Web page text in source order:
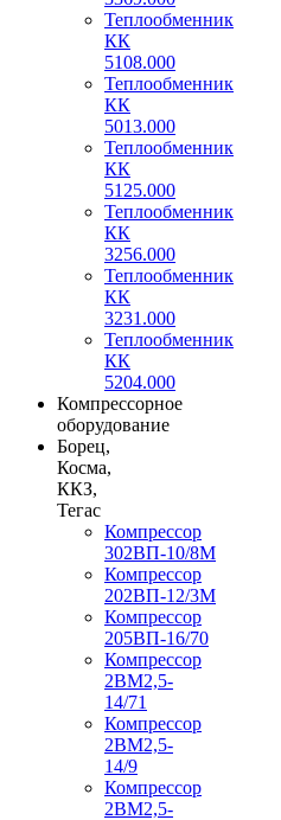
Теплообменник
КК
5108.000
Теплообменник
КК
5013.000
Теплообменник
КК
5125.000
Теплообменник
КК
3256.000
Теплообменник
КК
3231.000
Теплообменник
КК
5204.000
Компрессорное
оборудование
Борец,
Косма,
ККЗ,
Тегас
Компрессор
302ВП-10/8М
Компрессор
202ВП-12/3М
Компрессор
205ВП-16/70
Компрессор
2ВМ2,5-
14/71
Компрессор
2ВМ2,5-
14/9
Компрессор
2ВМ2,5-